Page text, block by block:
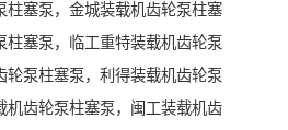
柱塞泵，金城装载机齿轮泵柱塞
柱塞泵，临工重特装载机齿轮泵
轮泵柱塞泵，利得装载机齿轮泵
机齿轮泵柱塞泵，闽工装载机齿